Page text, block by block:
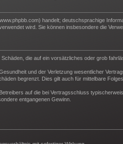
handelt; deutschsprachige
wird. Sie können insbesondere die
die auf ein vorsätzliches oder grob
und der Verletzung wesentlicher
begrenzt. Dies gilt auch für mittelbare
auf die bei Vertragsschluss
entgangenen Gewinn.